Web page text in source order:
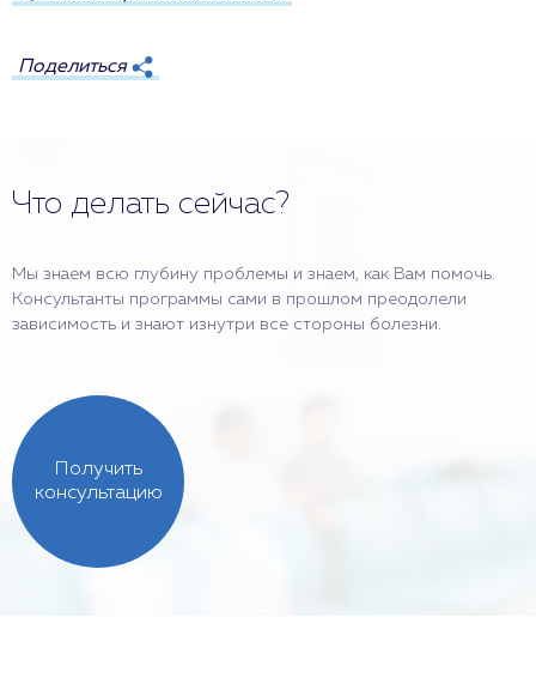
Поделиться
Что делать сейчас?
Мы знаем всю глубину проблемы и знаем, как Вам помочь.
Консультанты программы сами в прошлом преодолели
зависимость и знают изнутри все стороны болезни.
Получить
консультацию